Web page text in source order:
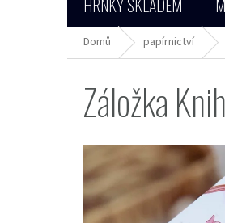
HRNKY SKLADEM
Domů papírnictví
Záložka